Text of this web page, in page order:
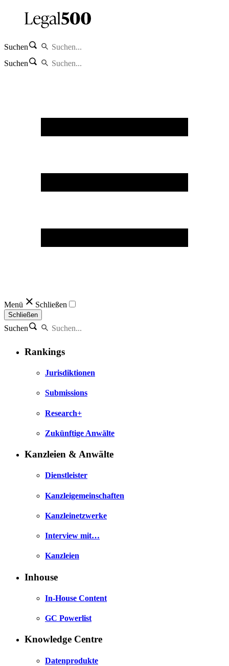
Suchen
Suchen
Menü Schließen
Schließen
Suchen
Rankings
Jurisdiktionen
Submissions
Research+
Zukünftige Anwälte
Kanzleien & Anwälte
Dienstleister
Kanzleigemeinschaften
Kanzleinetzwerke
Interview mit…
Kanzleien
Inhouse
In-House Content
GC Powerlist
Knowledge Centre
Datenprodukte